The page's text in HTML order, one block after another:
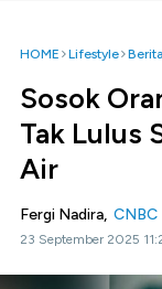
HOME Lifestyle
Sosok
Tak Lulus
Air
Fergi Nadira, CNBC
23 September 2025